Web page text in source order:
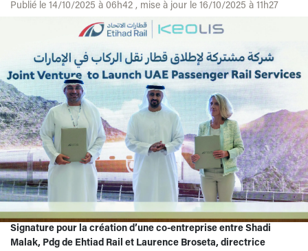
Publié le 14/10/2025 à 06h42 , mise à jour le 16/10/2025 à 11h27
Signature pour la création d’une co-entreprise entre Shadi
Malak, Pdg de Ehtiad Rail et Laurence Broseta, directrice